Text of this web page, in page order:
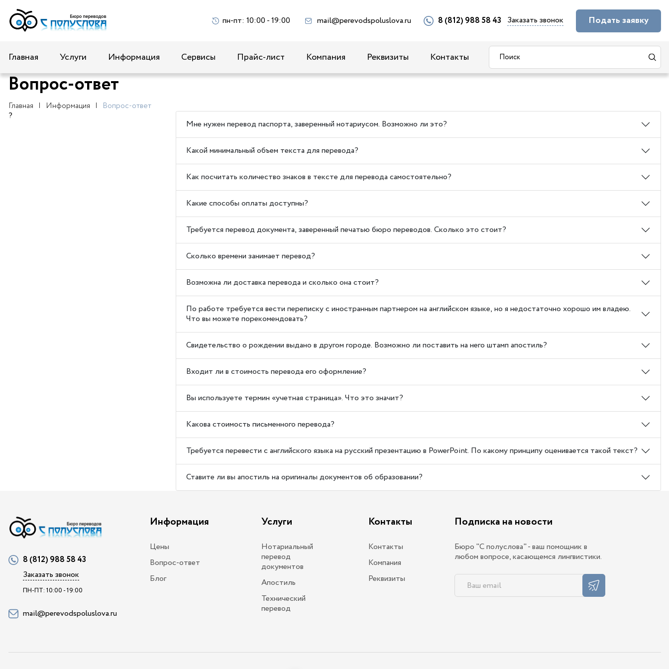
пн-пт: 10:00 - 19:00 mail@perevodspoluslova.ru 8 (812) 988 58 43 Заказать звонок Подать заявку
Главная Услуги Информация Сервисы Прайс-лист Компания Реквизиты Контакты
Вопрос-ответ
Главная Информация Вопрос-ответ
?
Мне нужен перевод паспорта, заверенный нотариусом. Возможно ли это?
Какой минимальный объем текста для перевода?
Как посчитать количество знаков в тексте для перевода самостоятельно?
Какие способы оплаты доступны?
Требуется перевод документа, заверенный печатью бюро переводов. Сколько это стоит?
Сколько времени занимает перевод?
Возможна ли доставка перевода и сколько она стоит?
По работе требуется вести переписку с иностранным партнером на английском языке, но я недостаточно хорошо им владею.
Что вы можете порекомендовать?
Свидетельство о рождении выдано в другом городе. Возможно ли поставить на него штамп апостиль?
Входит ли в стоимость перевода его оформление?
Вы используете термин «учетная страница». Что это значит?
Какова стоимость письменного перевода?
Требуется перевести с английского языка на русский презентацию в PowerPoint. По какому принципу оценивается такой текст?
Ставите ли вы апостиль на оригиналы документов об образовании?
8 (812) 988 58 43
Заказать звонок
ПН-ПТ: 10:00 - 19:00
mail@perevodspoluslova.ru
Информация
Цены
Вопрос-ответ
Блог
Услуги
Нотариальный
перевод
документов
Апостиль
Технический
перевод
Контакты
Контакты
Компания
Реквизиты
Подписка на новости
Бюро "С полуслова" - ваш помощник в
любом вопросе, касающемся лингвистики.